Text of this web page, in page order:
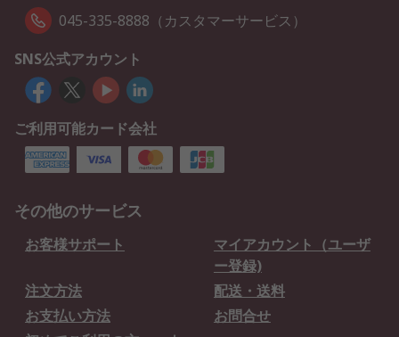
045-335-8888（カスタマーサービス）
SNS公式アカウント
ご利用可能カード会社
その他のサービス
お客様サポート
マイアカウント（ユーザ
ー登録)
注文方法
配送・送料
お支払い方法
お問合せ